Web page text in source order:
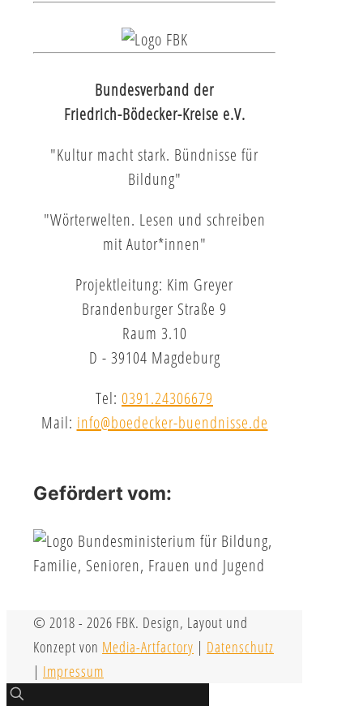
Bundesverband der
Friedrich-Bödecker-Kreise e.V.
"Kultur macht stark. Bündnisse für
Bildung"
"Wörterwelten. Lesen und schreiben
mit Autor*innen"
Projektleitung: Kim Greyer
Brandenburger Straße 9
Raum 3.10
D - 39104 Magdeburg
Tel: 0391.24306679
Mail: info@boedecker-buendnisse.de
Gefördert vom:
© 2018 - 2026 FBK. Design, Layout und
Konzept von Media-Artfactory | Datenschutz
| Impressum